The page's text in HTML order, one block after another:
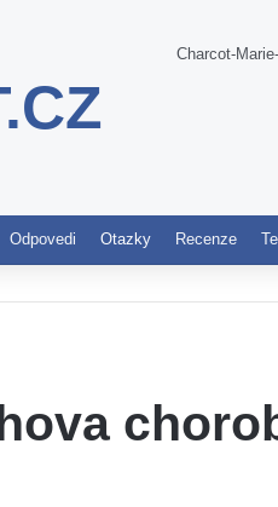
Charcot-
Odpovedi Otazky Recenze